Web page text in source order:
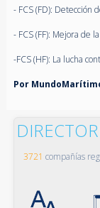
- FCS (FD): Detección
- FCS (FF): Mejora de
-FCS (HF): La lucha
Por
3721 compañías